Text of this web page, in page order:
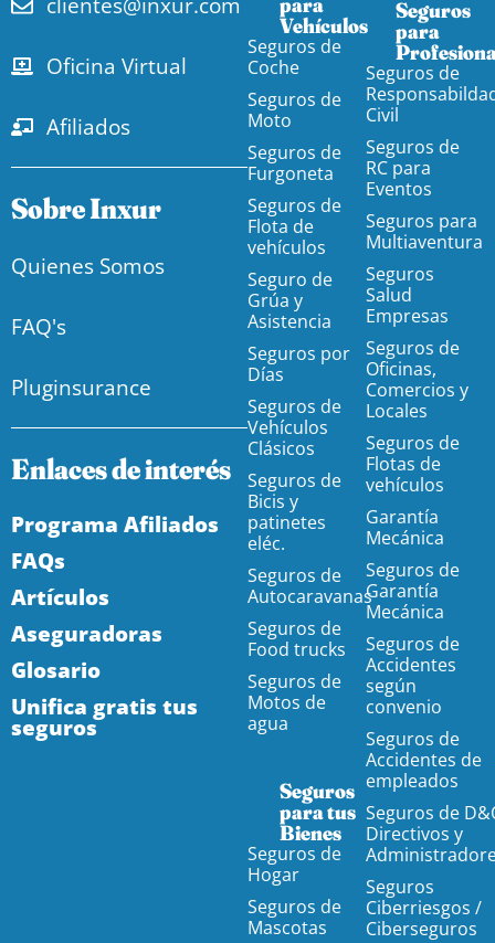
Oficina Virtual
Afiliados
Sobre Inxur
Quienes Somos
FAQ's
Pluginsurance
Enlaces de interés
Programa Afiliados
FAQs
Artículos
Aseguradoras
Glosario
Unifica gratis tus
seguros
Vehículos​
Seguros de
Coche
Seguros de
Moto
Seguros de
Furgoneta
Seguros de
Flota de
vehículos
Seguro de
Grúa y
Asistencia
Seguros por
Días
Seguros de
Vehículos
Clásicos
Seguros de
Bicis y
patinetes
eléc.
Seguros de
Autocaravanas
Seguros de
Food trucks
Seguros de
Motos de
agua
Seguros
para tus
Bienes
Seguros de
Hogar
Seguros de
Mascotas
Seguros
para
Seguros de
Civil
Seguros de
RC para
Eventos
Seguros para
Multiaventura
Seguros
Salud
Empresas
Seguros de
Oficinas,
Comercios y
Locales
Seguros de
Flotas de
vehículos
Garantía
Mecánica
Seguros de
Garantía
Mecánica
Seguros de
Accidentes
según
convenio
Seguros de
Accidentes de
empleados
Seguros de
Directivos y
Seguros
Ciberriesgos /
Ciberseguros